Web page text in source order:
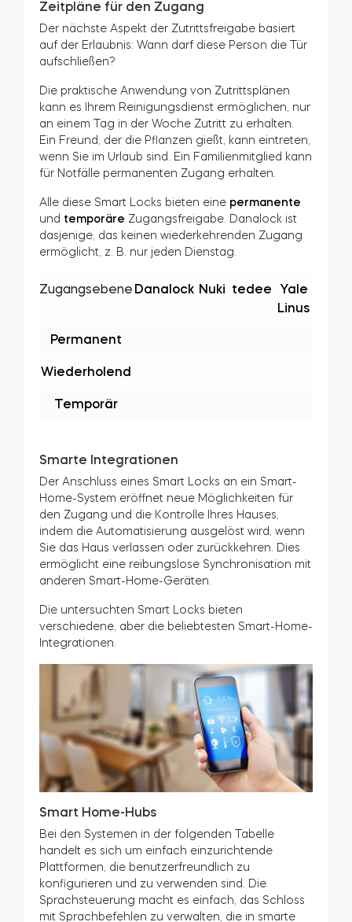
Gast
Zeitpläne für den Zugang
Der nächste Aspekt der Zutrittsfreigabe basiert
auf der Erlaubnis: Wann darf diese Person die Tür
aufschließen?
Die praktische Anwendung von Zutrittsplänen
kann es Ihrem Reinigungsdienst ermöglichen, nur
an einem Tag in der Woche Zutritt zu erhalten.
Ein Freund, der die Pflanzen gießt, kann eintreten,
wenn Sie im Urlaub sind. Ein Familienmitglied kann
Alle diese Smart Locks bieten eine
permanente
Zugangsfreigabe. Danalock ist
ermöglicht, z. B. nur jeden Dienstag.
Wiederholend
Temporär
Smarte Integrationen
Der Anschluss eines Smart Locks an ein Smart-
Home-System eröffnet neue Möglichkeiten für
den Zugang und die Kontrolle Ihres Hauses,
indem die Automatisierung ausgelöst wird, wenn
Sie das Haus verlassen oder zurückkehren. Dies
ermöglicht eine reibungslose Synchronisation mit
anderen Smart-Home-Geräten.
Die untersuchten Smart Locks bieten
verschiedene, aber die beliebtesten Smart-Home-
Integrationen.